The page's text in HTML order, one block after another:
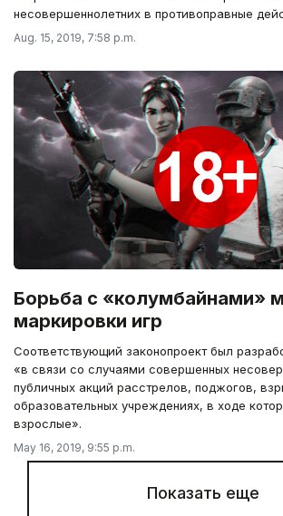
несовершеннолетних в противоправные
Aug. 15, 2019, 7:58 p.m.
Борьба с «колумбайнами»
маркировки игр
Соответствующий законопроект был
«в связи со случаями совершенных
публичных акций расстрелов, поджогов,
образовательных учреждениях, в ходе
взрослые».
May 16, 2019, 9:55 p.m.
Показать еще